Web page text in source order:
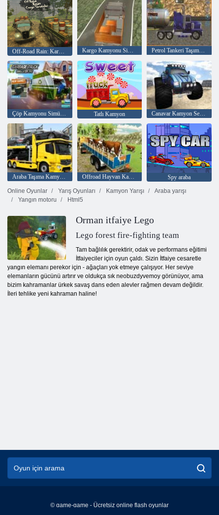
Kargo Kamyonu Simülatörü Petrol Tankeri Taşımacılığı
Çöp Kamyonu Simülatörü Tatlı Kamyon Canavar Kamyon Serbest Stil
Araba Taşıma Kamyonu Offroad Hayvan Kamyon Taşımacılığı
Spy araba
Online Oyunlar
Yarış Oyunları Kamyon Yarışı
Araba yarışı
Yangın motoru
Html5
Orman itfaiye Lego
Lego forest fire-fighting team
Tam bağlılık gerektirir, odak ve performans eğitimi
İtfaiyeciler için oyun çaldı. Sizin İtfaiye cesaretle
yangın elemanı perekor için - ağaçları yok etmeye çalışıyor. Her seviye
elemanların gücünü artırır ve oldukça sık neobuzdyvemoy görünüyor, ama
bizim kahramanlar ürkek savaş dans eden alevler rağmen devam değildir.
İleri tehlike yeni kahraman haline!
© game-game - Ücretsiz online flash oyunlar